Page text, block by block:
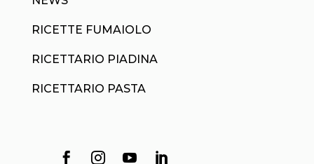
RICETTE FUMAIOLO
RICETTARIO PIADINA
RICETTARIO PASTA
   